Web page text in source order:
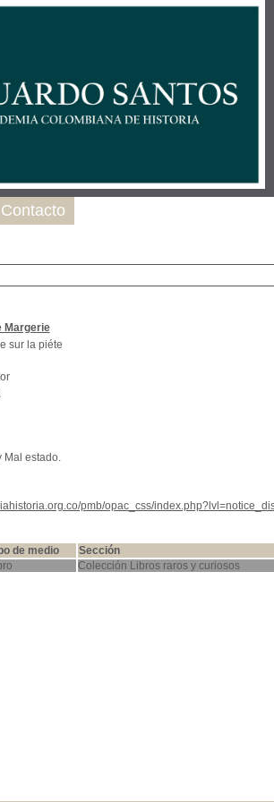
Margerie
sur la piéte
Mal estado.
pmb/opac_css/
de medio Sección
Colección Libros raros y curiosos
Contacto